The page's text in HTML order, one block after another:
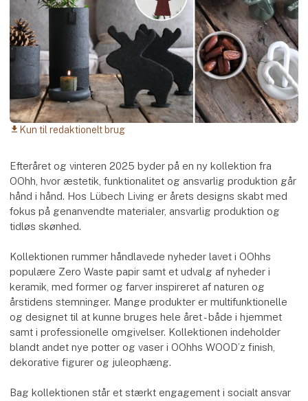
download Kun til redaktionelt brug
Efteråret og vinteren 2025 byder på en ny kollektion fra
OOhh, hvor æstetik, funktionalitet og ansvarlig produktion går
hånd i hånd. Hos Lübech Living er årets designs skabt med
fokus på genanvendte materialer, ansvarlig produktion og
tidløs skønhed.
Kollektionen rummer håndlavede nyheder lavet i OOhhs
populære Zero Waste papir samt et udvalg af nyheder i
keramik, med former og farver inspireret af naturen og
årstidens stemninger. Mange produkter er multifunktionelle
og designet til at kunne bruges hele året - både i hjemmet
samt i professionelle omgivelser. Kollektionen indeholder
blandt andet nye potter og vaser i OOhhs WOOD’z finish,
dekorative figurer og juleophæng.
Bag kollektionen står et stærkt engagement i socialt ansvar